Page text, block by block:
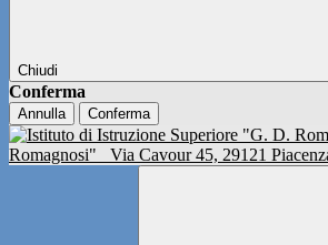
Chiudi
Conferma
Annulla Conferma
Romagnosi"
Via Cavour 45, 29121